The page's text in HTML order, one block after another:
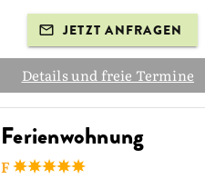
JETZT ANFRAGEN
Details und freie Termine
Ferienwohnung
F